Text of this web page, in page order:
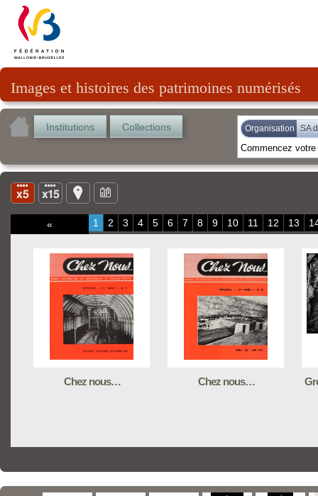
Images et histoires des patrimoines numérisés
Institutions Collections Organisation SA
« 1 2 3 4 5 6 7 8 9 10 11 12 13
Chez nous… Chez nous…